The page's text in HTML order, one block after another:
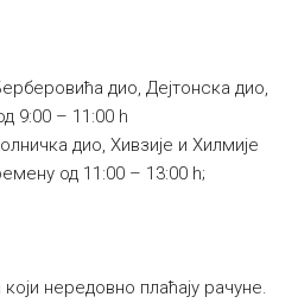
дио, Дејтонска дио,
9:00 – 11:00 h
дио, Хивзије и Хилмије
од 11:00 – 13:00 h;
нередовно плаћају рачуне.